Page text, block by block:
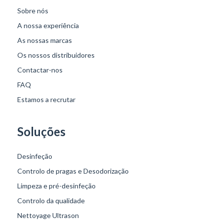
Sobre nós
A nossa experiência
As nossas marcas
Os nossos distribuidores
Contactar-nos
FAQ
Estamos a recrutar
Soluções
Desinfeção
Controlo de pragas e Desodorização
Limpeza e pré-desinfeção
Controlo da qualidade
Nettoyage Ultrason